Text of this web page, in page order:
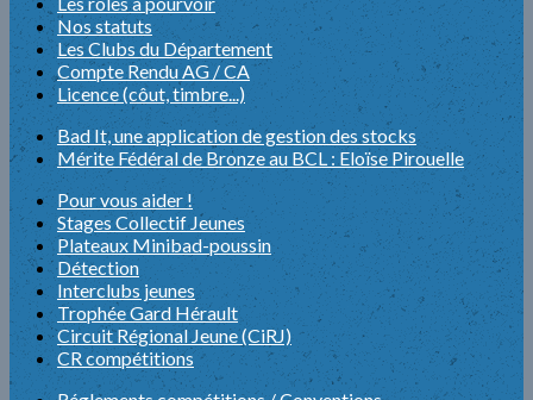
Nos statuts
Les Clubs du Département
Compte Rendu AG / CA
Licence (côut, timbre...)
Bad It, une application de gestion des stocks
Mérite Fédéral de Bronze au BCL : Eloïse Pirouelle
Pour vous aider !
Stages Collectif Jeunes
Plateaux Minibad-poussin
Détection
Interclubs jeunes
Trophée Gard Hérault
Circuit Régional Jeune (CiRJ)
CR compétitions